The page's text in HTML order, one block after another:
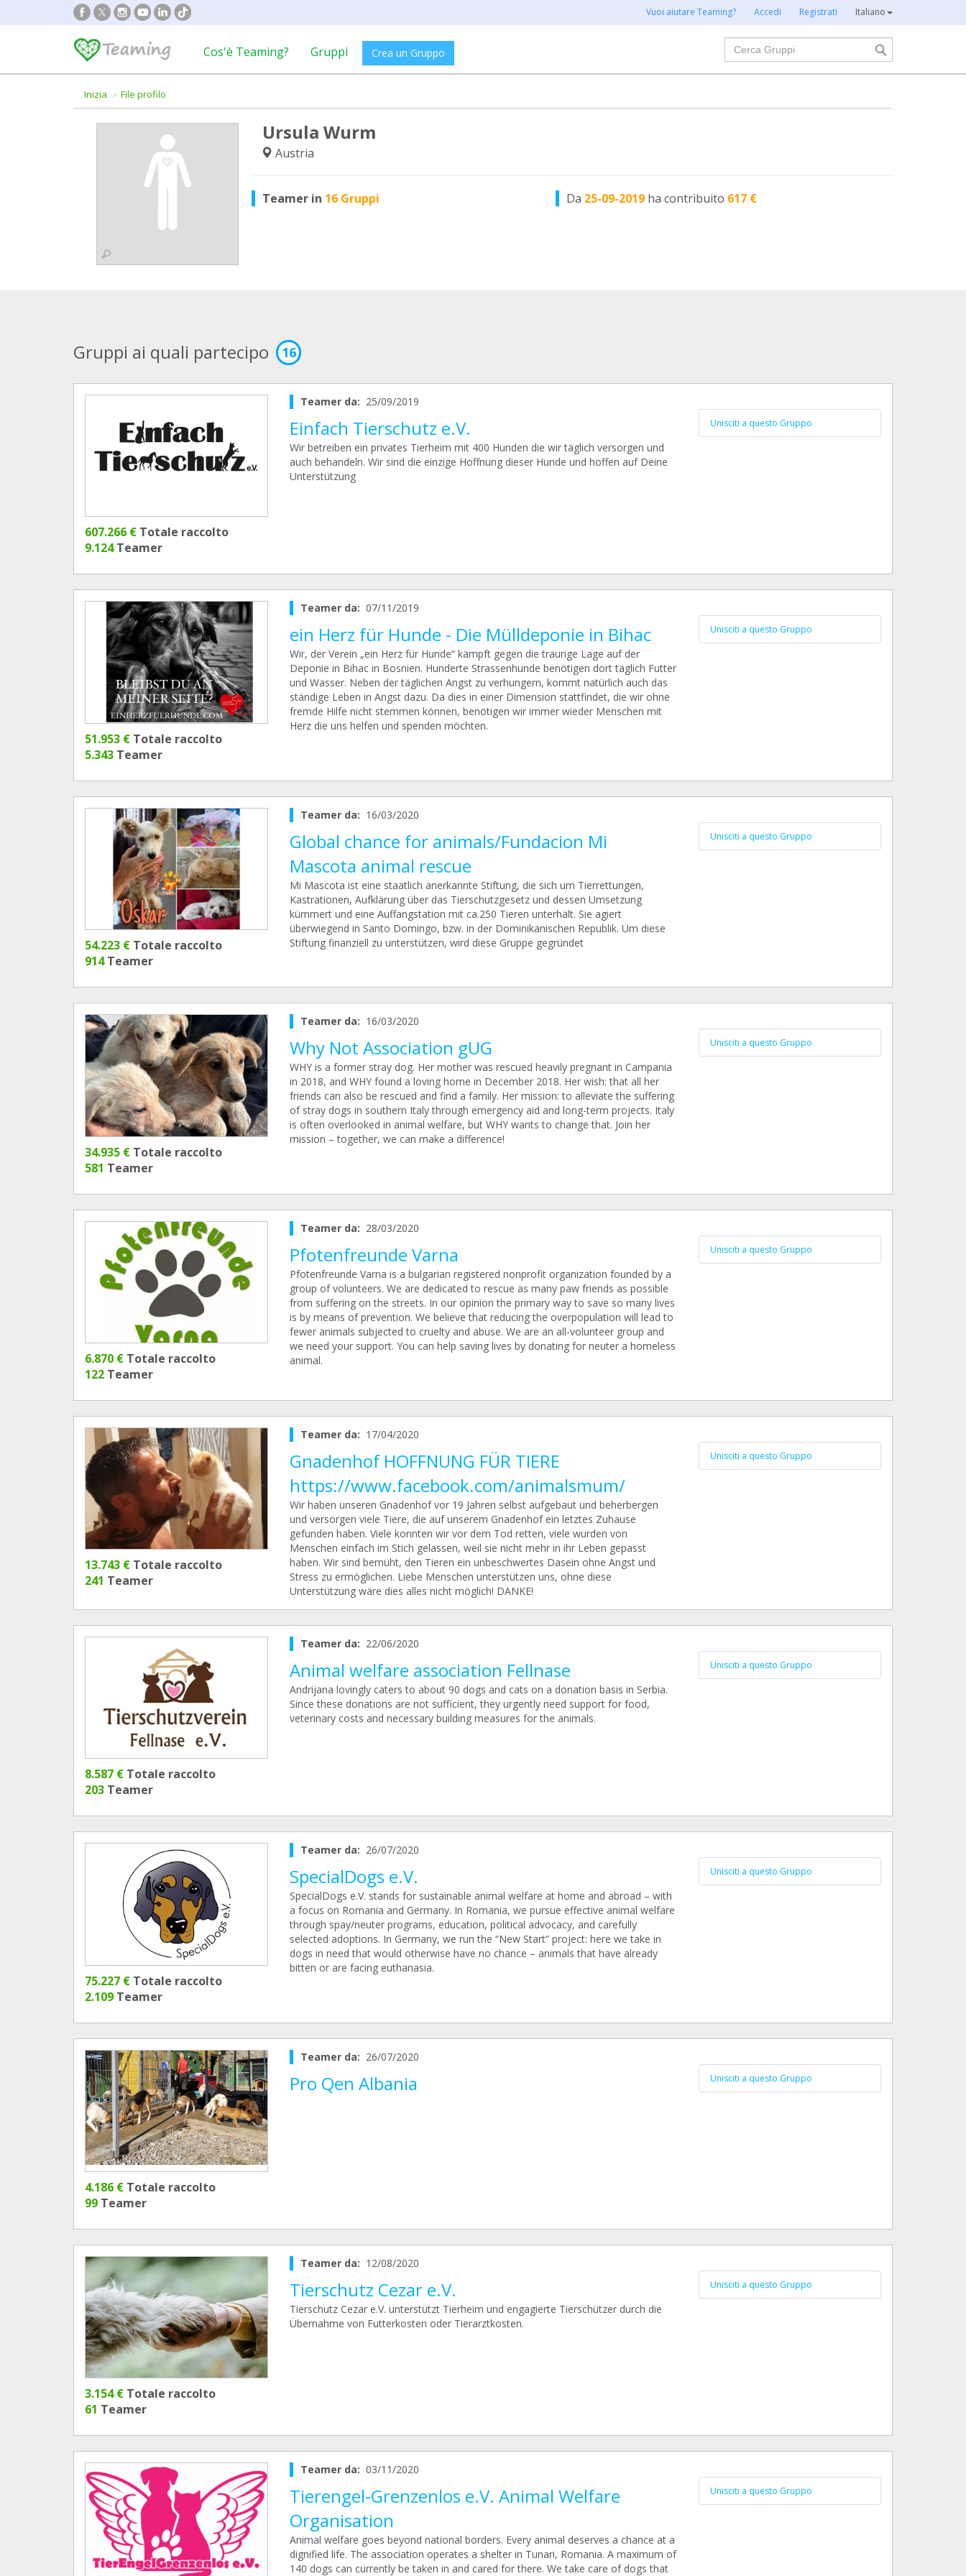
Vuoi aiutare Teaming? Accedi Registrati Italiano
Cos'è Teaming? Gruppi Crea un Gruppo
Cerca
Inizia File profilo
Ursula Wurm
Austria
Teamer in 16 Gruppi Da 25-09-2019 ha contribuito 617 €
Gruppi ai quali partecipo 16
607.266 € Totale raccolto
9.124Teamer
Teamer da: 25/09/2019
Einfach Tierschutz e.V.
Wir betreiben ein privates Tierheim mit 400 Hunden die wir täglich versorgen und
auch behandeln. Wir sind die einzige Hoffnung dieser Hunde und hoffen auf Deine
Unterstützung
Unisciti a questo Gruppo
51.953 € Totale raccolto
5.343 Teamer
Teamer da: 07/11/2019
ein Herz für Hunde - Die Mülldeponie in Bihac
Wir, der Verein „ein Herz für Hunde“ kämpft gegen die traurige Lage auf der
Deponie in Bihac in Bosnien. Hunderte Strassenhunde benötigen dort täglich Futter
und Wasser. Neben der täglichen Angst zu verhungern, kommt natürlich auch das
ständige Leben in Angst dazu. Da dies in einer Dimension stattfindet, die wir ohne
fremde Hilfe nicht stemmen können, benötigen wir immer wieder Menschen mit
Herz die uns helfen und spenden möchten.
Unisciti a questo Gruppo
54.223 € Totale raccolto
914Teamer
Teamer da: 16/03/2020
Global chance for animals/Fundacion Mi
Mascota animal rescue
Mi Mascota ist eine staatlich anerkannte Stiftung, die sich um Tierrettungen,
Kastrationen, Aufklärung über das Tierschutzgesetz und dessen Umsetzung
kümmert und eine Auffangstation mit ca.250 Tieren unterhält. Sie agiert
überwiegend in Santo Domingo, bzw. in der Dominikanischen Republik. Um diese
Stiftung finanziell zu unterstützen, wird diese Gruppe gegründet
Unisciti a questo Gruppo
34.935 € Totale raccolto
581 Teamer
Teamer da: 16/03/2020
Why Not Association gUG
WHY is a former stray dog. Her mother was rescued heavily pregnant in Campania
in 2018, and WHY found a loving home in December 2018. Her wish: that all her
friends can also be rescued and find a family. Her mission: to alleviate the suffering
of stray dogs in southern Italy through emergency aid and long-term projects. Italy
is often overlooked in animal welfare, but WHY wants to change that. Join her
mission – together, we can make a difference!
Unisciti a questo Gruppo
6.870 € Totale raccolto
122 Teamer
Teamer da: 28/03/2020
Pfotenfreunde Varna
Pfotenfreunde Varna is a bulgarian registered nonprofit organization founded by a
group of volunteers. We are dedicated to rescue as many paw friends as possible
from suffering on the streets. In our opinion the primary way to save so many lives
is by means of prevention. We believe that reducing the overpopulation will lead to
fewer animals subjected to cruelty and abuse. We are an all-volunteer group and
we need your support. You can help saving lives by donating for neuter a homeless
animal.
Unisciti a questo Gruppo
13.743 € Totale raccolto
241 Teamer
Teamer da: 17/04/2020
Gnadenhof HOFFNUNG FÜR TIERE
https://www.facebook.com/animalsmum/
Wir haben unseren Gnadenhof vor 19 Jahren selbst aufgebaut und beherbergen
und versorgen viele Tiere, die auf unserem Gnadenhof ein letztes Zuhause
gefunden haben. Viele konnten wir vor dem Tod retten, viele wurden von
Menschen einfach im Stich gelassen, weil sie nicht mehr in ihr Leben gepasst
haben. Wir sind bemüht, den Tieren ein unbeschwertes Dasein ohne Angst und
Stress zu ermöglichen. Liebe Menschen unterstützen uns, ohne diese
Unterstützung wäre dies alles nicht möglich! DANKE!
Unisciti a questo Gruppo
8.587 € Totale raccolto
203 Teamer
Teamer da: 22/06/2020
Animal welfare association Fellnase
Andrijana lovingly caters to about 90 dogs and cats on a donation basis in Serbia.
Since these donations are not sufficient, they urgently need support for food,
veterinary costs and necessary building measures for the animals.
Unisciti a questo Gruppo
75.227 € Totale raccolto
2.109 Teamer
Teamer da: 26/07/2020
SpecialDogs e.V.
SpecialDogs e.V. stands for sustainable animal welfare at home and abroad – with
a focus on Romania and Germany. In Romania, we pursue effective animal welfare
through spay/neuter programs, education, political advocacy, and carefully
selected adoptions. In Germany, we run the “New Start” project: here we take in
dogs in need that would otherwise have no chance – animals that have already
bitten or are facing euthanasia.
Unisciti a questo Gruppo
4.186 € Totale raccolto
99 Teamer
Teamer da: 26/07/2020
Pro Qen Albania Unisciti a questo Gruppo
3.154 € Totale raccolto
61 Teamer
Teamer da: 12/08/2020
Tierschutz Cezar e.V.
Tierschutz Cezar e.V. unterstützt Tierheim und engagierte Tierschützer durch die
Übernahme von Futterkosten oder Tierarztkosten.
Unisciti a questo Gruppo
Teamer da: 03/11/2020
Tierengel-Grenzenlos e.V. Animal Welfare
Organisation
Animal welfare goes beyond national borders. Every animal deserves a chance at a
dignified life. The association operates a shelter in Tunari, Romania. A maximum of
140 dogs can currently be taken in and cared for there. We take care of dogs that
Unisciti a questo Gruppo